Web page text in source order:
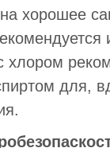
хорошее
для,